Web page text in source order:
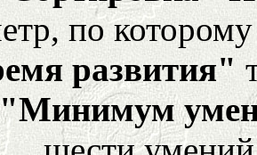
по
развития"